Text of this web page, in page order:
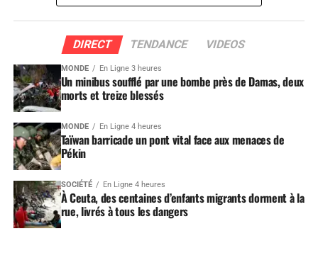
DIRECT TENDANCE VIDEOS
MONDE En Ligne 3 heures
Un minibus soufflé par une bombe près de Damas, deux
morts et treize blessés
MONDE En Ligne 4 heures
Taïwan barricade un pont vital face aux menaces de
Pékin
SOCIÉTÉ En Ligne 4 heures
À Ceuta, des centaines d’enfants migrants dorment à la
rue, livrés à tous les dangers